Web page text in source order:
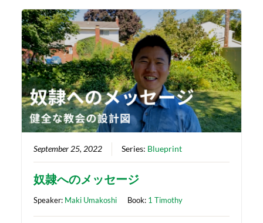
September 25, 2022 Series: Blueprint
奴隷へのメッセージ
Speaker: Maki Umakoshi Book: 1 Timothy